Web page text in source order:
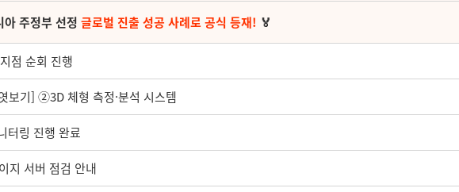
주정부 선정 글로벌 진출 성공 사례로 공식 등재! 🏅
점 순회 진행
보기] ②3D 체형 측정·분석 시스템
터링 진행 완료
지 서버 점검 안내